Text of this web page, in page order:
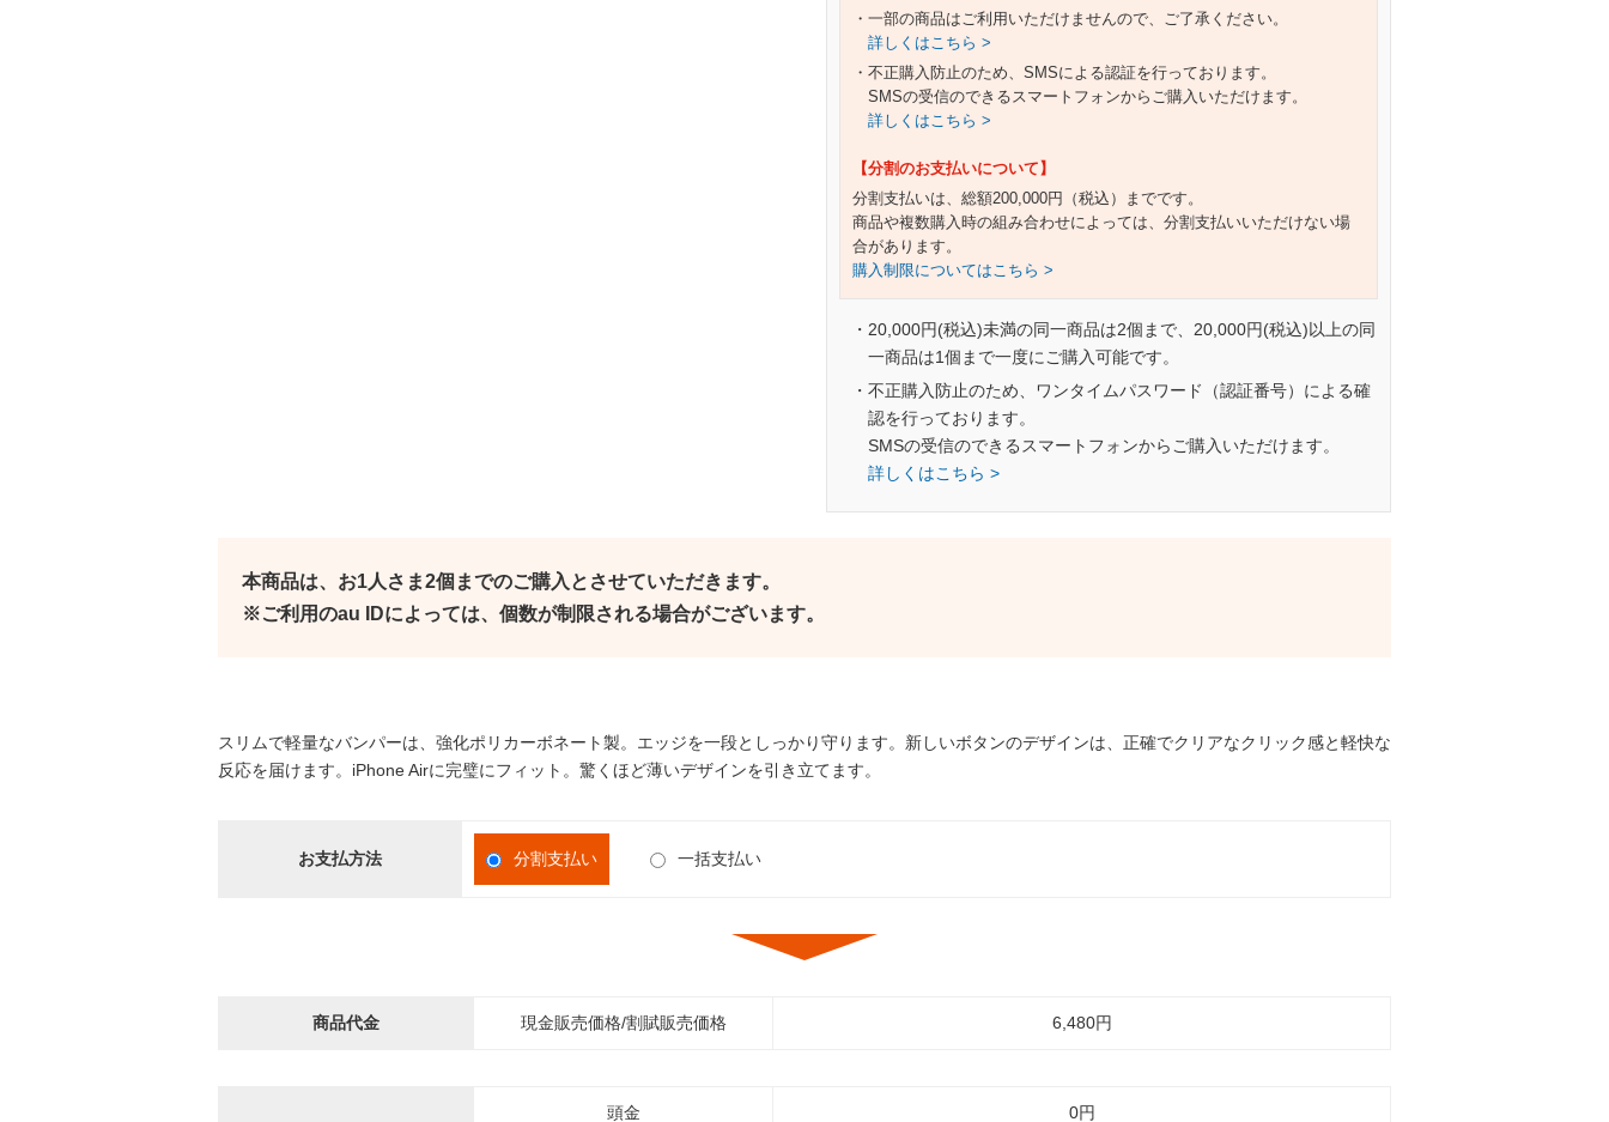
・一部の商品はご利用いただけませんので、ご了承ください。
詳しくはこちら >
・不正購入防止のため、SMSによる認証を行っております。
SMSの受信のできるスマートフォンからご購入いただけます。
詳しくはこちら >
【分割のお支払いについて】
分割支払いは、総額200,000円（税込）までです。
商品や複数購入時の組み合わせによっては、分割支払いいただけない場
合があります。
購入制限についてはこちら >
・20,000円(税込)未満の同一商品は2個まで、20,000円(税込)以上の同
一商品は1個まで一度にご購入可能です。
・不正購入防止のため、ワンタイムパスワード（認証番号）による確
認を行っております。
SMSの受信のできるスマートフォンからご購入いただけます。
詳しくはこちら >
本商品は、お1人さま2個までのご購入とさせていただきます。
※ご利用のau IDによっては、個数が制限される場合がございます。
スリムで軽量なバンパーは、強化ポリカーボネート製。エッジを一段としっかり守ります。新しいボタンのデザインは、正確でクリアなクリック感と軽快な
反応を届けます。iPhone Airに完璧にフィット。驚くほど薄いデザインを引き立てます。
お支払方法 分割支払い 一括支払い
商品代金 現金販売価格/割賦販売価格 6,480円
頭金 0円